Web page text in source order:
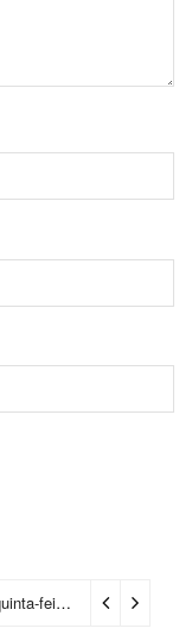
Casa do Benin será reaberta nesta quinta-feira (6) 3 dias ago